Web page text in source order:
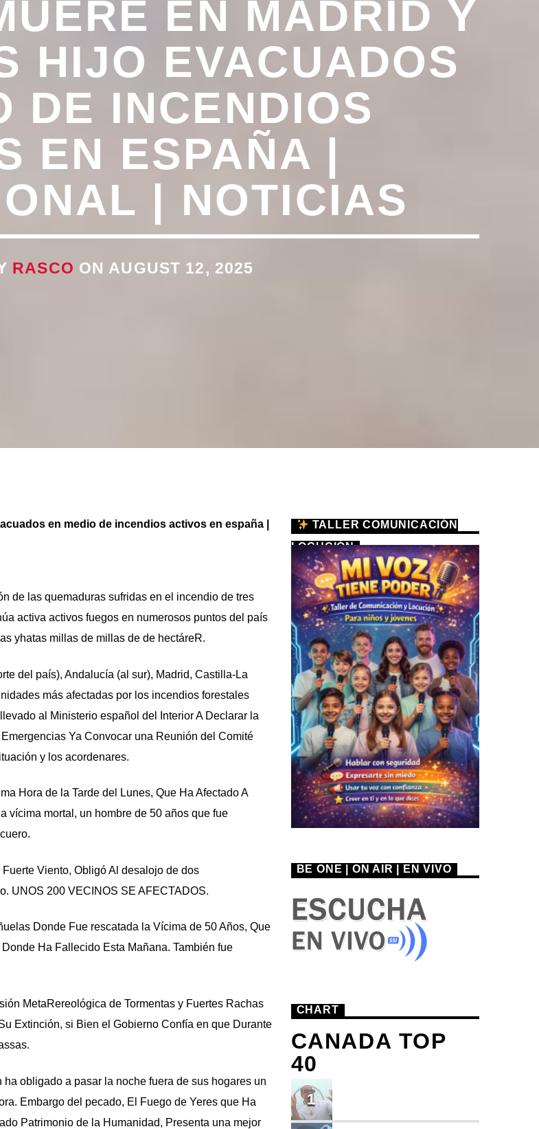
EN MADRID Y
HIJO EVACUADOS
DE INCENDIOS
EN ESPAÑA |
| NOTICIAS
RASCO ON AUGUST 12, 2025
en medio de incendios activos en españa |
de las quemaduras sufridas en el incendio de tres
activa activos fuegos en numerosos puntos del país
yhatas millas de millas de de hectáreR.
del país), Andalucía (al sur), Madrid, Castilla-La
más afectadas por los incendios forestales
al Ministerio español del Interior A Declarar la
Ya Convocar una Reunión del Comité
y los acordenares.
Hora de la Tarde del Lunes, Que Ha Afectado A
vícima mortal, un hombre de 50 años que fue
Viento, Obligó Al desalojo de dos
UNOS 200 VECINOS SE AFECTADOS.
Donde Fue rescatada la Vícima de 50 Años, Que
Ha Fallecido Esta Mañana. También fue
MetaRereológica de Tormentas y Fuertes Rachas
Extinción, si Bien el Gobierno Confía en que Durante
obligado a pasar la noche fuera de sus hogares un
Embargo del pecado, El Fuego de Yeres que Ha
Patrimonio de la Humanidad, Presenta una mejor
TALLER COMUNICACIÓN
LOCUCIÓN
BE ONE | ON AIR | EN VIVO
CHART
CANADA TOP
40
1